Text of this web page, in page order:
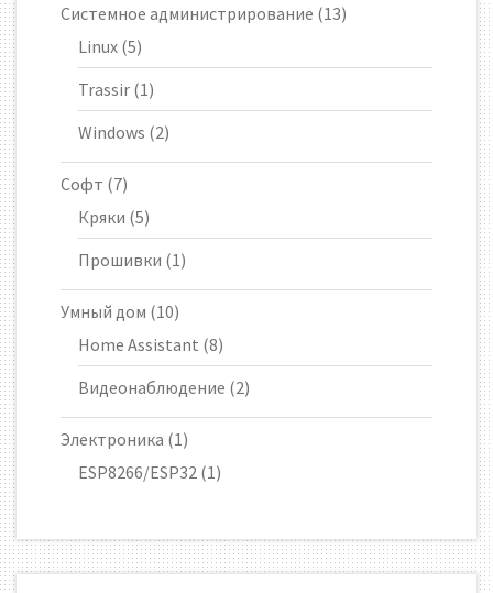
Системное администрирование (13)
Linux (5)
Trassir (1)
Windows (2)
Софт (7)
Кряки (5)
Прошивки (1)
Умный дом (10)
Home Assistant (8)
Видеонаблюдение (2)
Электроника (1)
ESP8266/ESP32 (1)